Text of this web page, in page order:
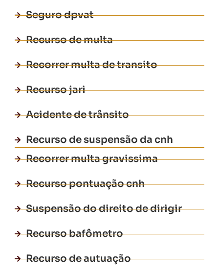
Seguro dpvat
Recurso de multa
Recorrer multa de transito
Recurso jari
Acidente de trânsito
Recurso de suspensão da cnh
Recorrer multa gravissima
Recurso pontuação cnh
Suspensão do direito de dirigir
Recurso bafômetro
Recurso de autuação